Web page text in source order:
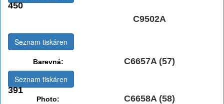
450
C9502A
Seznam tiskáren
Barevná: C6657A (57)
391
Seznam tiskáren
Photo: C6658A (58)